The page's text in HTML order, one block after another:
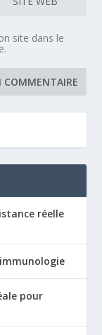
site dans le
réelle
pour